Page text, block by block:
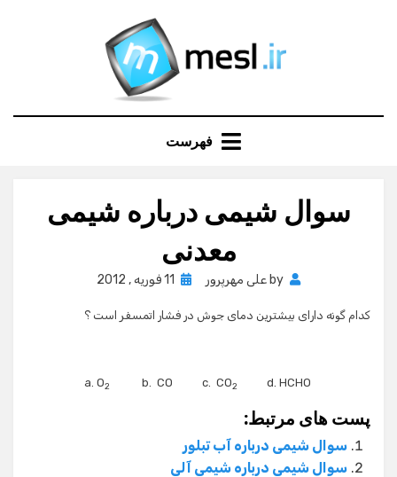
فهرست
سوال شیمی درباره شیمی
معدنی
by علی مهرپرور
Posted
11 فوریه , 2012
کدام گونه دارای بیشترین دمای جوش در فشار اتمسفر است ؟
2 b. CO c. CO2 d. HCHO
پست های مرتبط:
سوال شیمی درباره آب تبلور
سوال شیمی درباره شیمی آلی